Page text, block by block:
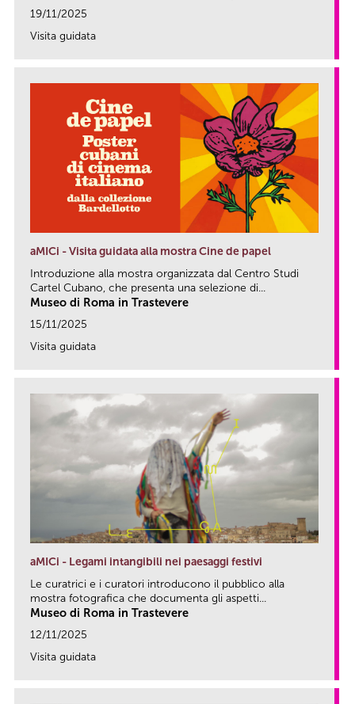
19/11/2025
Visita guidata
aMICi - Visita guidata alla mostra Cine de papel
Introduzione alla mostra organizzata dal Centro Studi
Cartel Cubano, che presenta una selezione di...
Museo di Roma in Trastevere
15/11/2025
Visita guidata
aMICi - Legami intangibili nei paesaggi festivi
Le curatrici e i curatori introducono il pubblico alla
mostra fotografica che documenta gli aspetti...
Museo di Roma in Trastevere
12/11/2025
Visita guidata